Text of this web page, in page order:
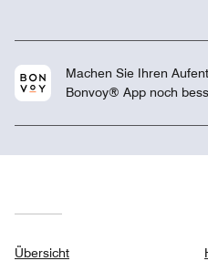
Machen Sie Ihren
Bonvoy® App noch
Übersicht